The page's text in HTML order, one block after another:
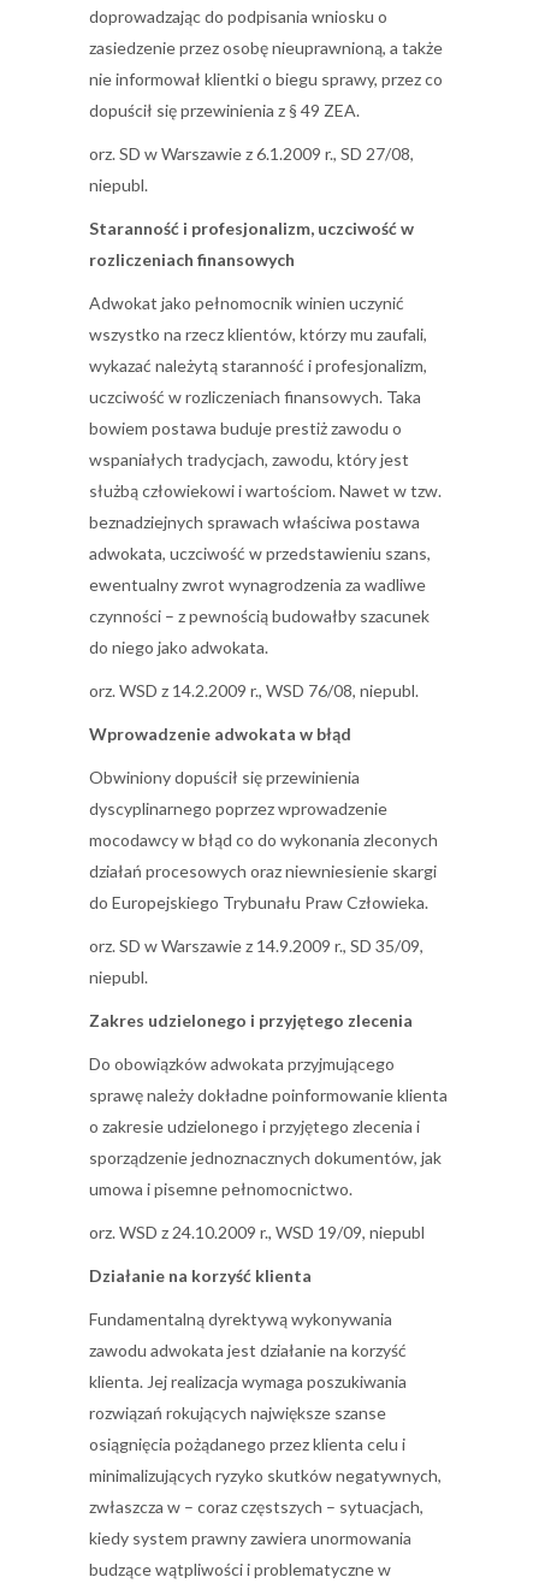
doprowadzając do podpisania wniosku o
zasiedzenie przez osobę nieuprawnioną, a także
nie informował klientki o biegu sprawy, przez co
dopuścił się przewinienia z § 49 ZEA.
orz. SD w Warszawie z 6.1.2009 r., SD 27/08,
niepubl.
Staranność i profesjonalizm, uczciwość w
rozliczeniach finansowych
Adwokat jako pełnomocnik winien uczynić
wszystko na rzecz klientów, którzy mu zaufali,
wykazać należytą staranność i profesjonalizm,
uczciwość w rozliczeniach finansowych. Taka
bowiem postawa buduje prestiż zawodu o
wspaniałych tradycjach, zawodu, który jest
służbą człowiekowi i wartościom. Nawet w tzw.
beznadziejnych sprawach właściwa postawa
adwokata, uczciwość w przedstawieniu szans,
ewentualny zwrot wynagrodzenia za wadliwe
czynności – z pewnością budowałby szacunek
do niego jako adwokata.
orz. WSD z 14.2.2009 r., WSD 76/08, niepubl.
Wprowadzenie adwokata w błąd
Obwiniony dopuścił się przewinienia
dyscyplinarnego poprzez wprowadzenie
mocodawcy w błąd co do wykonania zleconych
działań procesowych oraz niewniesienie skargi
do Europejskiego Trybunału Praw Człowieka.
orz. SD w Warszawie z 14.9.2009 r., SD 35/09,
niepubl.
Zakres udzielonego i przyjętego zlecenia
Do obowiązków adwokata przyjmującego
sprawę należy dokładne poinformowanie klienta
o zakresie udzielonego i przyjętego zlecenia i
sporządzenie jednoznacznych dokumentów, jak
umowa i pisemne pełnomocnictwo.
orz. WSD z 24.10.2009 r., WSD 19/09, niepubl
Działanie na korzyść klienta
Fundamentalną dyrektywą wykonywania
zawodu adwokata jest działanie na korzyść
klienta. Jej realizacja wymaga poszukiwania
rozwiązań rokujących największe szanse
osiągnięcia pożądanego przez klienta celu i
minimalizujących ryzyko skutków negatywnych,
zwłaszcza w – coraz częstszych – sytuacjach,
kiedy system prawny zawiera unormowania
budzące wątpliwości i problematyczne w